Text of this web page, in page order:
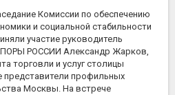
Комиссии по обеспечению
и социальной стабильности
участие руководитель
РОССИИ Александр Жарков,
торговли и услуг столицы
профильных
Москвы. На встрече